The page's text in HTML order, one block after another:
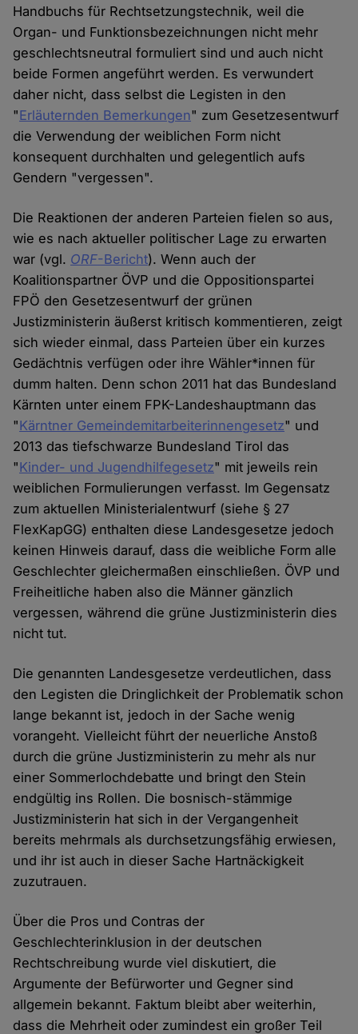
Handbuchs für Rechtsetzungstechnik, weil die
Organ- und Funktionsbezeichnungen nicht mehr
geschlechtsneutral formuliert sind und auch nicht
beide Formen angeführt werden. Es verwundert
daher nicht, dass selbst die Legisten in den
"Erläuternden Bemerkungen" zum Gesetzesentwurf
die Verwendung der weiblichen Form nicht
konsequent durchhalten und gelegentlich aufs
Gendern "vergessen".
Die Reaktionen der anderen Parteien fielen so aus,
wie es nach aktueller politischer Lage zu erwarten
war (vgl. ORF-Bericht). Wenn auch der
Koalitionspartner ÖVP und die Oppositionspartei
FPÖ den Gesetzesentwurf der grünen
Justizministerin äußerst kritisch kommentieren, zeigt
sich wieder einmal, dass Parteien über ein kurzes
Gedächtnis verfügen oder ihre Wähler*innen für
dumm halten. Denn schon 2011 hat das Bundesland
Kärnten unter einem FPK-Landeshauptmann das
"Kärntner Gemeindemitarbeiterinnengesetz" und
2013 das tiefschwarze Bundesland Tirol das
"Kinder- und Jugendhilfegesetz" mit jeweils rein
weiblichen Formulierungen verfasst. Im Gegensatz
zum aktuellen Ministerialentwurf (siehe § 27
FlexKapGG) enthalten diese Landesgesetze jedoch
keinen Hinweis darauf, dass die weibliche Form alle
Geschlechter gleichermaßen einschließen. ÖVP und
Freiheitliche haben also die Männer gänzlich
vergessen, während die grüne Justizministerin dies
nicht tut.
Die genannten Landesgesetze verdeutlichen, dass
den Legisten die Dringlichkeit der Problematik schon
lange bekannt ist, jedoch in der Sache wenig
vorangeht. Vielleicht führt der neuerliche Anstoß
durch die grüne Justizministerin zu mehr als nur
einer Sommerlochdebatte und bringt den Stein
endgültig ins Rollen. Die bosnisch-stämmige
Justizministerin hat sich in der Vergangenheit
bereits mehrmals als durchsetzungsfähig erwiesen,
und ihr ist auch in dieser Sache Hartnäckigkeit
zuzutrauen.
Über die Pros und Contras der
Geschlechterinklusion in der deutschen
Rechtschreibung wurde viel diskutiert, die
Argumente der Befürworter und Gegner sind
allgemein bekannt. Faktum bleibt aber weiterhin,
dass die Mehrheit oder zumindest ein großer Teil